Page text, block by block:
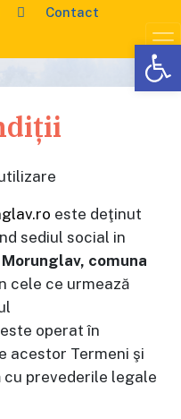
Contact
este deţinut
sediul social in
comuna
cele ce urmează
este operat în
acestor Termeni şi
cu prevederile legale